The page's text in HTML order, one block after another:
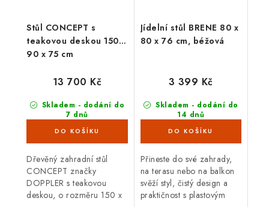
Stůl CONCEPT s
teakovou deskou 150 x
90 x 75 cm
Skladem - dodání do
7 dnů
(7 ks)
13 700 Kč
Dřevěný zahradní stůl
CONCEPT značky
DOPPLER s teakovou
deskou, o rozměru 150 x
Jídelní stůl BRENE 80 x
80 x 76 cm, béžová
Skladem - dodání do
14 dnů
(3 ks)
3 399 Kč
Přineste do své zahrady,
na terasu nebo na balkon
svěží styl, čistý design a
praktičnost s plasto­vým